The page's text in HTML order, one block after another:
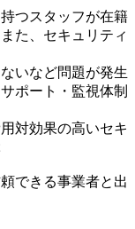
つスタッフが在籍
た、セキュリティ
いなど問題が発生
ポート・監視体制
対効果の高いセキ
できる事業者と出